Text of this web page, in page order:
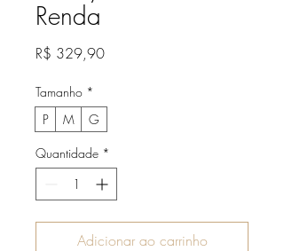
Renda
R$ 329,90Preço
Tamanho *
P
M
G
Quantidade *
Adicionar ao carrinho